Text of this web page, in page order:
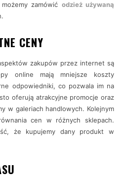
zamówić odzież używaną
CENY
zakupów przez internet są
online mają mniejsze koszty
odpowiedniki, co pozwala im na
oferują atrakcyjne promocje oraz
w galeriach handlowych. Kolejnym
cen w różnych sklepach.
że kupujemy dany produkt w